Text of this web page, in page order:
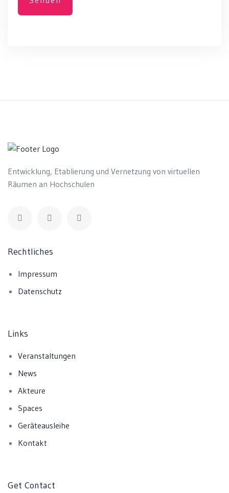
Entwicklung, Etablierung und Vernetzung von virtuellen
Räumen an Hochschulen
Rechtliches
Impressum
Datenschutz
Links
Veranstaltungen
News
Akteure
Spaces
Geräteausleihe
Kontakt
Get Contact